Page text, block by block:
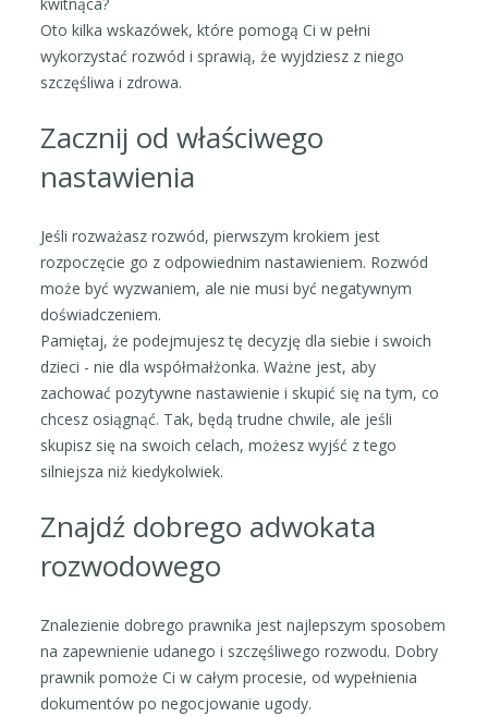
Oto kilka wskazówek, które pomogą Ci w pełni
wykorzystać rozwód i sprawią, że wyjdziesz z niego
szczęśliwa i zdrowa.
Zacznij od właściwego
nastawienia
Jeśli rozważasz rozwód, pierwszym krokiem jest
rozpoczęcie go z odpowiednim nastawieniem. Rozwód
może być wyzwaniem, ale nie musi być negatywnym
doświadczeniem.
Pamiętaj, że podejmujesz tę decyzję dla siebie i swoich
dzieci - nie dla współmałżonka. Ważne jest, aby
zachować pozytywne nastawienie i skupić się na tym, co
chcesz osiągnąć. Tak, będą trudne chwile, ale jeśli
skupisz się na swoich celach, możesz wyjść z tego
silniejsza niż kiedykolwiek.
Znajdź dobrego adwokata
rozwodowego
Znalezienie dobrego prawnika jest najlepszym sposobem
na zapewnienie udanego i szczęśliwego rozwodu. Dobry
prawnik pomoże Ci w całym procesie, od wypełnienia
dokumentów po negocjowanie ugody.